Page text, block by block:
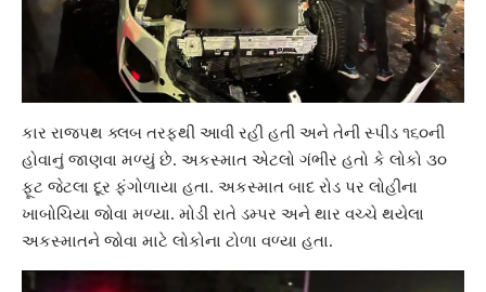
કાર રાજપથ ક્લબ તરફથી આવી રહી હતી અને તેની સ્પીડ ૧૬૦ની
હોવાનું જાણવા મળ્યું છે. અકસ્માત એટલો ગંભીર હતો કે લોકો ૩૦
ફૂટ જેટલા દૂર ફંગોળાયા હતા. અકસ્માત બાદ રોડ પર લોહીના
ખાબોચિયા જોવા મળ્યા. મોડી રાતે ડમ્પર અને થાર વચ્ચે થયેલા
અકસ્માતને જોવા માટે લોકોના ટોળા વળ્યા હતા.